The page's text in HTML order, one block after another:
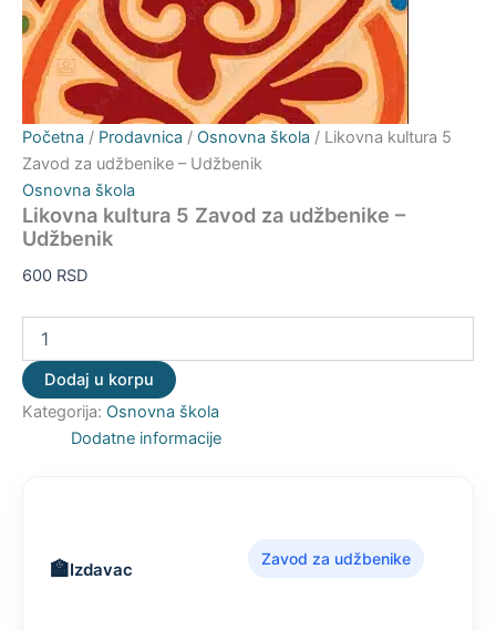
Početna / Prodavnica / Osnovna škola / Likovna kultura 5
Zavod za udžbenike – Udžbenik
Osnovna škola
Likovna kultura 5 Zavod za udžbenike –
Udžbenik
600 RSD
Dodaj u korpu
Kategorija: Osnovna škola
Dodatne informacije
Izdavac
Zavod za udžbenike